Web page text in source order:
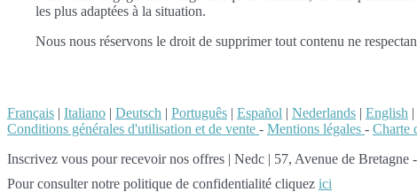
les plus adaptées à la situation.
Nous nous réservons le droit de supprimer tout contenu ne
Français | Italiano | Deutsch | Português | Español | Nederlands | English |
Conditions générales d'utilisation et de vente - Mentions légales - Charte
Inscrivez vous pour recevoir nos offres | Nedc | 57, Avenue de Bretagne
Pour consulter notre politique de confidentialité cliquez ici